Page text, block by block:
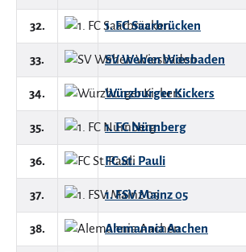
32. 1. FC Saarbrücken
33. SV Wehen Wiesbaden
34. Würzburger Kickers
35. 1. FC Nürnberg
36. FC St. Pauli
37. 1. FSV Mainz 05
38. Alemannia Aachen